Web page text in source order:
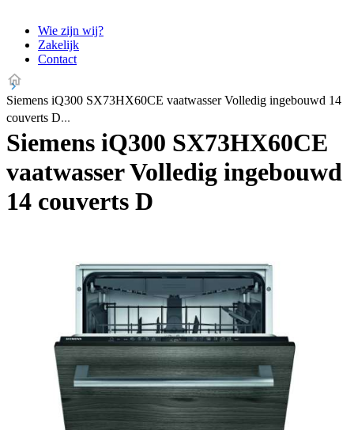
Wie zijn wij?
Zakelijk
Contact
Siemens iQ300 SX73HX60CE vaatwasser Volledig ingebouwd 14
couverts D
Siemens iQ300 SX73HX60CE
vaatwasser Volledig ingebouwd
14 couverts D